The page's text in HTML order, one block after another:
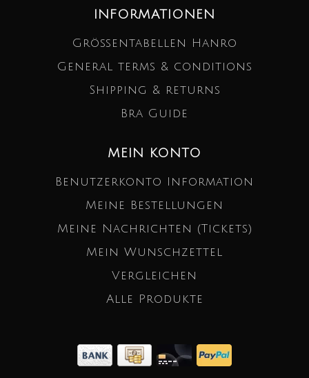
INFORMATIONEN
Größentabellen Hanro
General terms & conditions
Shipping & returns
Bra Guide
MEIN KONTO
Benutzerkonto Information
Meine Bestellungen
Meine Nachrichten (Tickets)
Mein Wunschzettel
Vergleichen
Alle Produkte